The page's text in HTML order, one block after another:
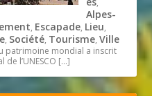
Alpes-
, Escapade, Lieu,
, Société, Tourisme,Ville
patrimoine mondial a inscrit
l’UNESCO […]